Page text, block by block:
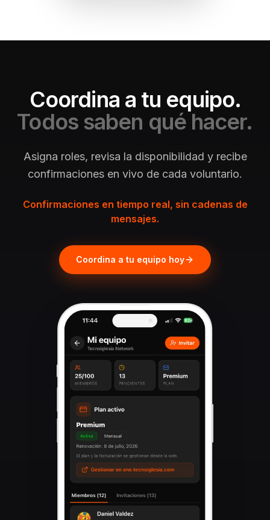
Coordina a tu equipo.
Todos saben qué hacer.
Asigna roles, revisa la disponibilidad y recibe
confirmaciones en vivo de cada voluntario.
Confirmaciones en tiempo real, sin cadenas de
mensajes.
Coordina a tu equipo hoy